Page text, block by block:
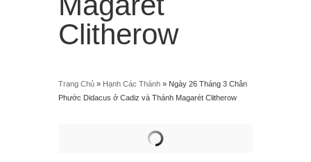
Clitherow
Trang Chủ » Hạnh Các Thánh » Ngày 26 Tháng 3 Chân
Phước Didacus ở Cadiz và Thánh Magarét Clitherow